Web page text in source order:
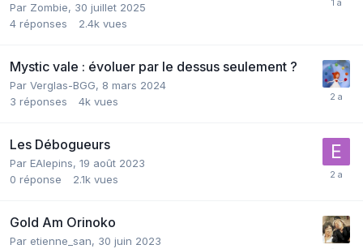
Par Zombie, 30 juillet 2025
4 réponses 2.4k vues
Mystic vale : évoluer par le dessus seulement ?
Par Verglas-BGG, 8 mars 2024
3 réponses 4k vues
Les Débogueurs
Par EAlepins, 19 août 2023
0 réponse 2.1k vues
Gold Am Orinoko
Par etienne_san, 30 juin 2023